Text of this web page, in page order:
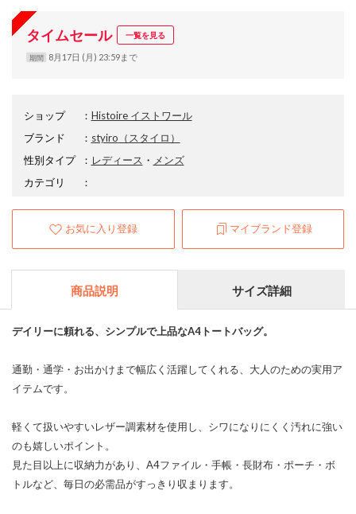
タイムセール 一覧を見る
期間 8月17日 (月) 23:59まで
ショップ ： Histoire イストワール
ブランド
： styiro （スタイロ）
性別タイプ
： レディース ・ メンズ
カテゴリ
：
お気に入り登録 マイブランド登録
商品説明 サイズ詳細
デイリーに頼れる、シンプルで上品なA4トートバッグ。
通勤・通学・お出かけまで幅広く活躍してくれる、大人のための実用ア
イテムです。
軽くて扱いやすいレザー調素材を使用し、シワになりにくく汚れに強い
のも嬉しいポイント。
見た目以上に収納力があり、A4ファイル・手帳・長財布・ポーチ・ボ
トルなど、毎日の必需品がすっきり収まります。